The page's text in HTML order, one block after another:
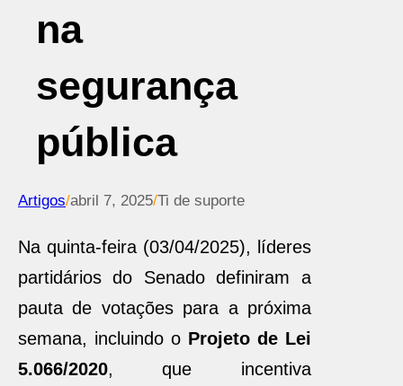
na
segurança
pública
Artigos/abril 7, 2025/Ti de suporte
Na quinta-feira (03/04/2025), líderes
partidários do Senado definiram a
pauta de votações para a próxima
semana, incluindo o Projeto de Lei
5.066/2020, que incentiva